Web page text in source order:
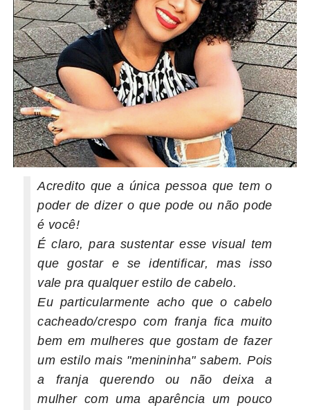
Acredito que a única pessoa que tem o
poder de dizer o que pode ou não pode
é você!
É claro, para sustentar esse visual tem
que gostar e se identificar, mas isso
vale pra qualquer estilo de cabelo.
Eu particularmente acho que o cabelo
cacheado/crespo com franja fica muito
bem em mulheres que gostam de fazer
um estilo mais "menininha" sabem. Pois
a franja querendo ou não deixa a
mulher com uma aparência um pouco